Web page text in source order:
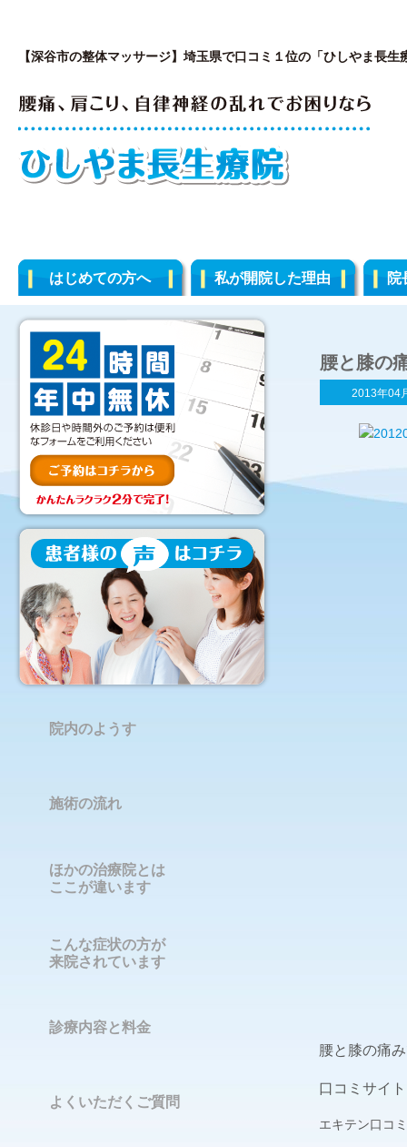
【深谷市の整体マッサージ】埼玉県で口コミ１位の「ひしやま長生
はじめての方へ 私が開院した理由 院
腰と膝の
2013年04
腰と膝の痛
口コミサイ
エキテン口
院内のようす
施術の流れ
ほかの治療院とは
ここが違います
こんな症状の方が
来院されています
診療内容と料金
よくいただくご質問